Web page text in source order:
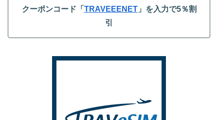
クーポンコード「 TRAVEEENET」を入力で5％割
引